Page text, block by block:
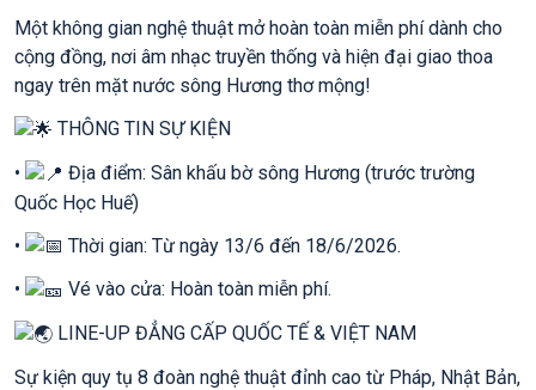
Một không gian nghệ thuật mở hoàn toàn miễn phí dành cho
cộng đồng, nơi âm nhạc truyền thống và hiện đại giao thoa
ngay trên mặt nước sông Hương thơ mộng!
THÔNG TIN SỰ KIỆN
•
Địa điểm: Sân khấu bờ sông Hương (trước trường
Quốc Học Huế)
•
Thời gian: Từ ngày 13/6 đến 18/6/2026.
•
Vé vào cửa: Hoàn toàn miễn phí.
LINE-UP ĐẲNG CẤP QUỐC TẾ & VIỆT NAM
Sự kiện quy tụ 8 đoàn nghệ thuật đỉnh cao từ Pháp, Nhật Bản,